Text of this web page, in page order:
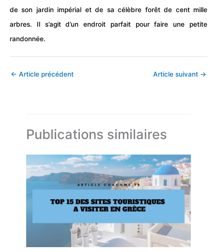
de son jardin impérial et de sa célèbre forêtde cent mille
arbres. Il s’agit d’un endroit parfait pour faire une petite
randonnée.
← Article précédent Article suivant →
Publications similaires